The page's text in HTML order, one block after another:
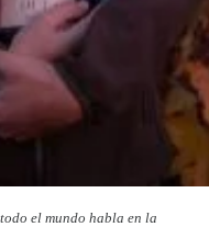
el mundo habla en la